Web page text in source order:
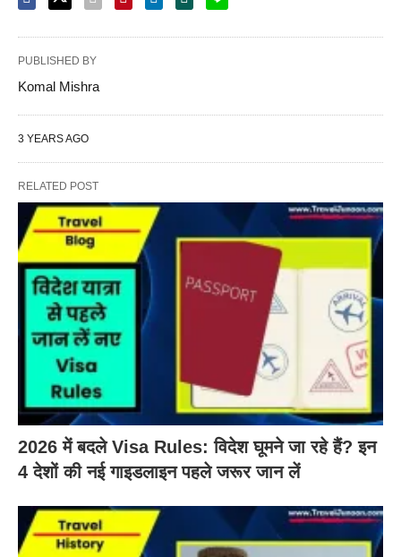
PUBLISHED BY
Komal Mishra
3 YEARS AGO
RELATED POST
2026 में बदले Visa Rules: विदेश घूमने जा रहे हैं? इन
4 देशों की नई गाइडलाइन पहले जरूर जान लें